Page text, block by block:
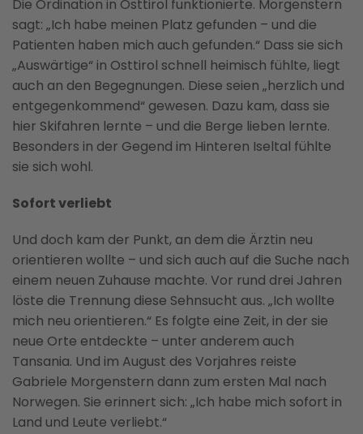
Die Ordination in Osttirol funktionierte. Morgenstern
sagt: „Ich habe meinen Platz gefunden – und die
Patienten haben mich auch gefunden.“ Dass sie sich
„Auswärtige“ in Osttirol schnell heimisch fühlte, liegt
auch an den Begegnungen. Diese seien „herzlich und
entgegenkommend“ gewesen. Dazu kam, dass sie
hier Skifahren lernte – und die Berge lieben lernte.
Besonders in der Gegend im Hinteren Iseltal fühlte
sie sich wohl.
Sofort verliebt
Und doch kam der Punkt, an dem die Ärztin neu
orientieren wollte – und sich auch auf die Suche nach
einem neuen Zuhause machte. Vor rund drei Jahren
löste die Trennung diese Sehnsucht aus. „Ich wollte
mich neu orientieren.“ Es folgte eine Zeit, in der sie
neue Orte entdeckte – unter anderem auch
Tansania. Und im August des Vorjahres reiste
Gabriele Morgenstern dann zum ersten Mal nach
Norwegen. Sie erinnert sich: „Ich habe mich sofort in
Land und Leute verliebt.“